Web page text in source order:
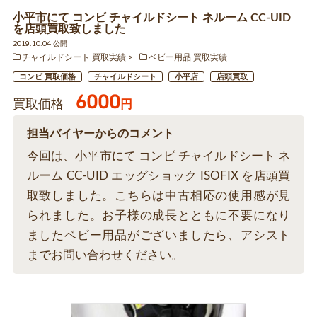
小平市にて コンビ チャイルドシート ネルーム CC-UID
を店頭買取致しました
2019.10.04 公開
チャイルドシート 買取実績
ベビー用品 買取実績
コンビ 買取価格 チャイルドシート 小平店 店頭買取
買取価格 6000円
担当バイヤーからのコメント
今回は、小平市にて コンビ チャイルドシート ネ
ルーム CC-UID エッグショック ISOFIX を店頭買
取致しました。こちらは中古相応の使用感が見
られました。お子様の成長とともに不要になり
ましたベビー用品がございましたら、アシスト
までお問い合わせください。